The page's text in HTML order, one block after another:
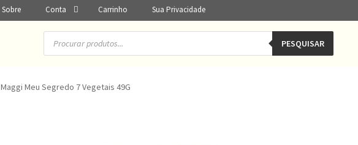
Sobre Conta Carrinho Sua Privacidade
Pesquisar
produtos PESQUISAR
Maggi Meu Segredo 7 Vegetais 49G